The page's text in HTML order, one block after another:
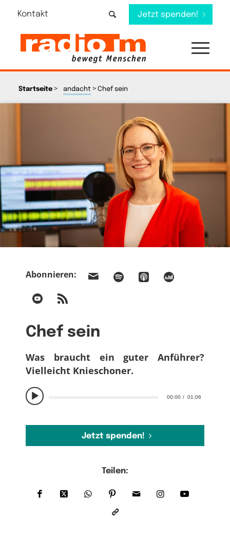
Kontakt Jetzt spenden!
Startseite> andacht> Chef sein
Abonnieren:
Chef sein
00:00 01:06
Was braucht ein guter Anführer?
Vielleicht Knieschoner.
Jetzt spenden!
Teilen: